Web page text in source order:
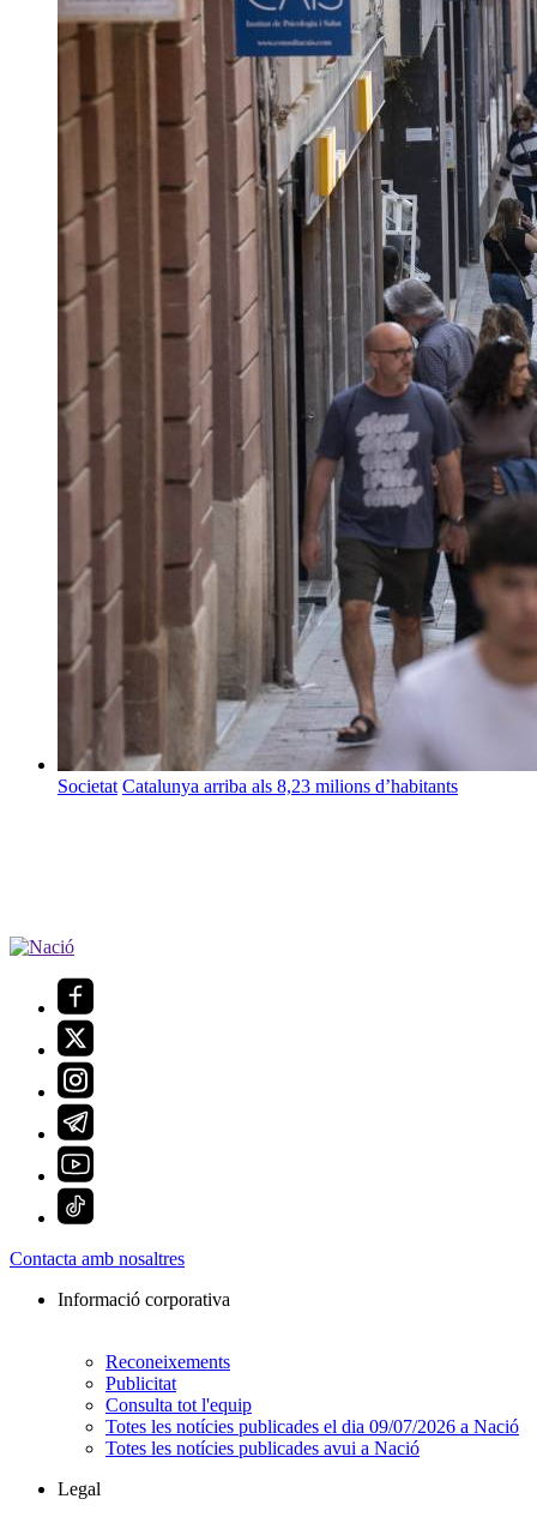
Societat Catalunya arriba als 8,23 milions d’habitants
Contacta amb nosaltres
Informació corporativa
Reconeixements
Publicitat
Consulta tot l'equip
Totes les notícies publicades el dia 09/07/2026 a Nació
Totes les notícies publicades avui a Nació
Legal